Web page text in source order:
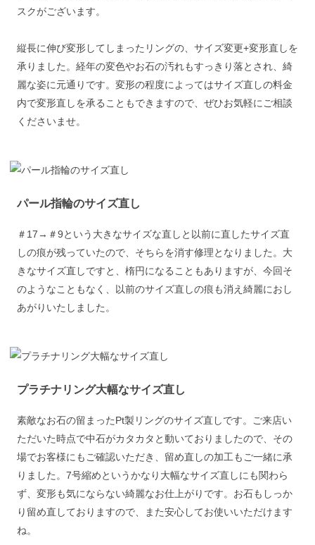
スクがございます。
縦長に伸び変形してしまったリングの、サイズ変更+変形直しを
承りました。経年の変色やお石の汚れもすっきり落とされ、綺
麗な姿に元通りです。変形の程度によってはサイズ直しの料金
内で変形直しを承ることもできますので、ぜひお気軽にご相談
くださいませ。
パール指輪のサイズ直し
＃17→＃9という大きなサイズな直しと以前に直したサイズ直
しの痕が残っていたので、そちらを消す修理となりました。大
きなサイズ直しですと、楕円になることもありますが、今回そ
のようなこともなく、以前のサイズ直しの痕も消え綺麗におし
あがりいたしました。
プラチナリング大幅なサイズ直し
素敵なお石の留まったPt製リングのサイズ直しです。ご来店い
ただいた時点で中石がカタカタと動いておりましたので、その
場でお客様にもご確認いただき、留め直しの加工もご一緒に承
りました。7号縮めというかなり大幅なサイズ直しにも関わら
ず、変形も気にならない綺麗なお仕上がりです。お石もしっか
り留め直しておりますので、また安心してお使いいただけます
ね。